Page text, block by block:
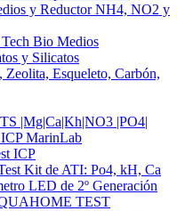
y Reductor NH4, NO2 y
Bio Medios
y Silicatos
Zeolita, Esqueleto, Carbón,
|Mg|Ca|Kh|NO3 |PO4|
MarinLab
ICP
Kit de ATI: Po4, kH, Ca
LED de 2º Generación
TEST